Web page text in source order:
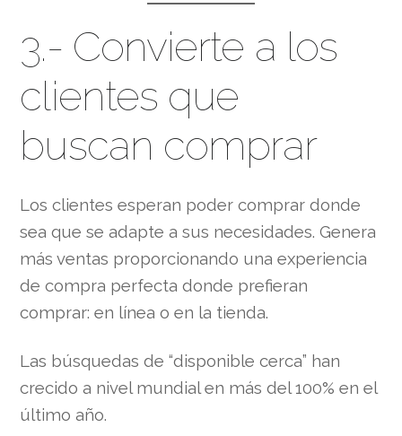
3.- Convierte a los
clientes que
buscan comprar
Los clientes esperan poder comprar donde
sea que se adapte a sus necesidades. Genera
más ventas proporcionando una experiencia
de compra perfecta donde prefieran
comprar: en línea o en la tienda.
Las búsquedas de “disponible cerca” han
crecido a nivel mundial en más del 100% en el
último año.